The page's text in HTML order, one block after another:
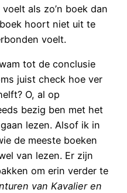
als zo’n boek dan
hoort niet uit te
voelt.
tot de conclusie
juist check hoe ver
O, al op
bezig ben met het
lezen. Alsof ik in
de meeste boeken
van lezen. Er zijn
om erin verder te
van Kavalier en